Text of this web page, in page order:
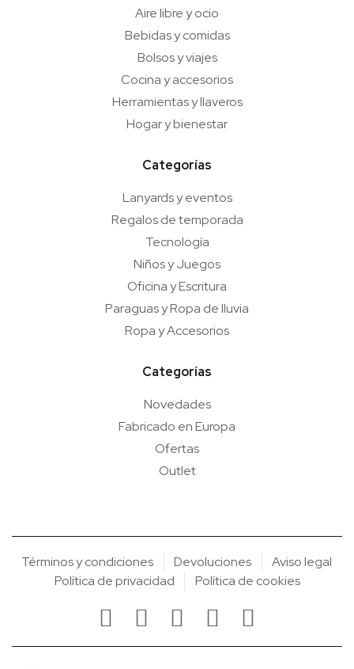
Aire libre y ocio
Bebidas y comidas
Bolsos y viajes
Cocina y accesorios
Herramientas y llaveros
Hogar y bienestar
Categorías
Lanyards y eventos
Regalos de temporada
Tecnología
Niños y Juegos
Oficina y Escritura
Paraguas y Ropa de lluvia
Ropa y Accesorios
Categorías
Novedades
Fabricado en Europa
Ofertas
Outlet
Términos y condiciones Devoluciones
Aviso legal
Política de privacidad
Política de cookies